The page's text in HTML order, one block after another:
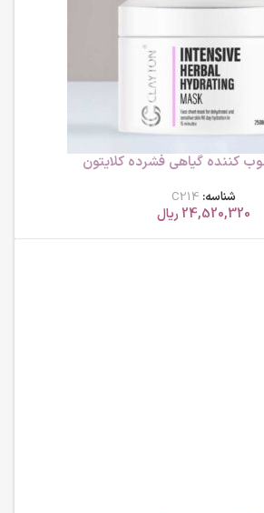
کننده گیاهی فشرده کلایتون
شناسه: C214
24,520,320 ریال